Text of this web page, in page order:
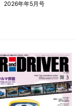
2026年年5月号